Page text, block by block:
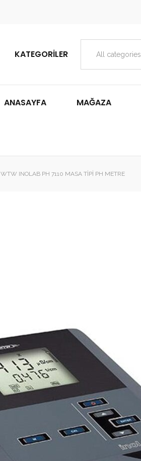
KATEGORILER All categories
ANASAYFA MAĞAZA
WTW INOLAB PH 7110 MASA TIPI PH METRE